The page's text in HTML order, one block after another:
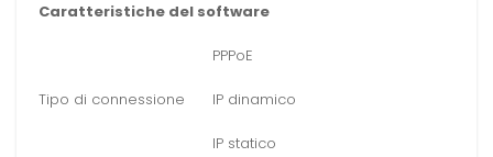
Caratteristiche del software
Tipo di connessione
PPPoE
IP dinamico
IP statico